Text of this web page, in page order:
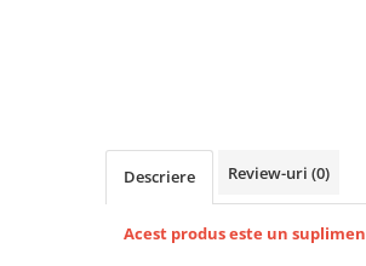
Descriere Review-uri (0)
Acest produs este un